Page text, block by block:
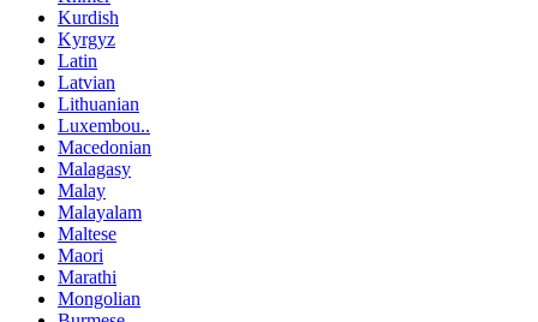
Kurdish
Kyrgyz
Latin
Latvian
Lithuanian
Luxembou..
Macedonian
Malagasy
Malay
Malayalam
Maltese
Maori
Marathi
Mongolian